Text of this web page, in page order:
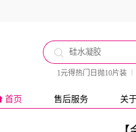
1元得热门日抛10片装
首页 售后服务 关